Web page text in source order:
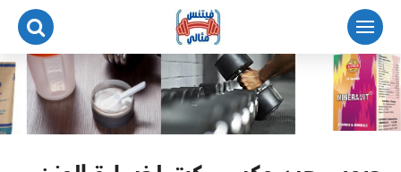
التجاوز
المحتوى